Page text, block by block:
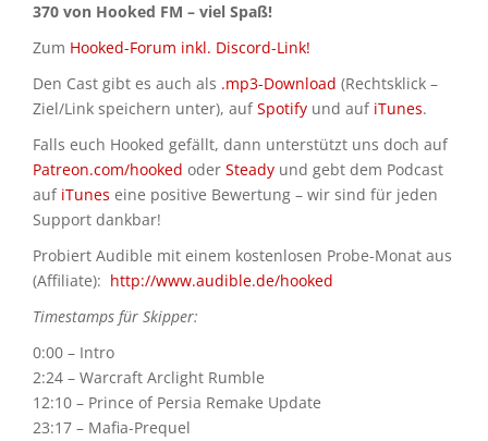
370 von Hooked FM – viel Spaß!
Zum Hooked-Forum inkl. Discord-Link!
Den Cast gibt es auch als .mp3-Download (Rechtsklick –
Ziel/Link speichern unter), aufSpotify und auf iTunes.
Falls euch Hooked gefällt, dann unterstützt uns doch auf
Patreon.com/hooked oder Steady und gebt dem Podcast
auf iTunes eine positive Bewertung – wir sind für jeden
Support dankbar!
Probiert Audible mit einem kostenlosen Probe-Monat aus
(Affiliate): http://www.audible.de/hooked
Timestamps für Skipper:
0:00 – Intro
2:24 – Warcraft Arclight Rumble
12:10 – Prince of Persia Remake Update
23:17 – Mafia-Prequel